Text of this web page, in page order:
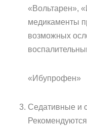
«Вольтарен»,
медикаменты
возможных
«Ибупрофен»
Седативные и